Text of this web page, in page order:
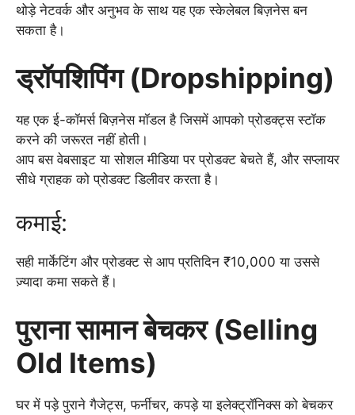
थोड़े नेटवर्क और अनुभव के साथ यह एक स्केलेबल बिज़नेस बन
सकता है।
ड्रॉपशिपिंग (Dropshipping)
यह एक ई-कॉमर्स बिज़नेस मॉडल है जिसमें आपको प्रोडक्ट्स स्टॉक
करने की जरूरत नहीं होती।
आप बस वेबसाइट या सोशल मीडिया पर प्रोडक्ट बेचते हैं, और सप्लायर
सीधे ग्राहक को प्रोडक्ट डिलीवर करता है।
कमाई:
सही मार्केटिंग और प्रोडक्ट से आप प्रतिदिन ₹10,000 या उससे
ज़्यादा कमा सकते हैं।
पुराना सामान बेचकर (Selling
Old Items)
घर में पड़े पुराने गैजेट्स, फर्नीचर, कपड़े या इलेक्ट्रॉनिक्स को बेचकर